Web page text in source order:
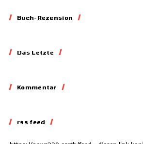
Buch-Rezension
Das Letzte
Kommentar
rss feed